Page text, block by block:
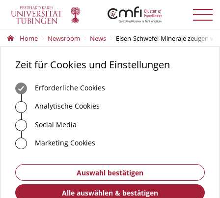
Menü
Home Newsroom News Eisen-Schwefel-Minerale zeugen
Zeit für Cookies und Einstellungen
Erforderliche Cookies
Analytische Cookies
Social Media
Marketing Cookies
Auswahl bestätigen
Alle auswählen & bestätigen